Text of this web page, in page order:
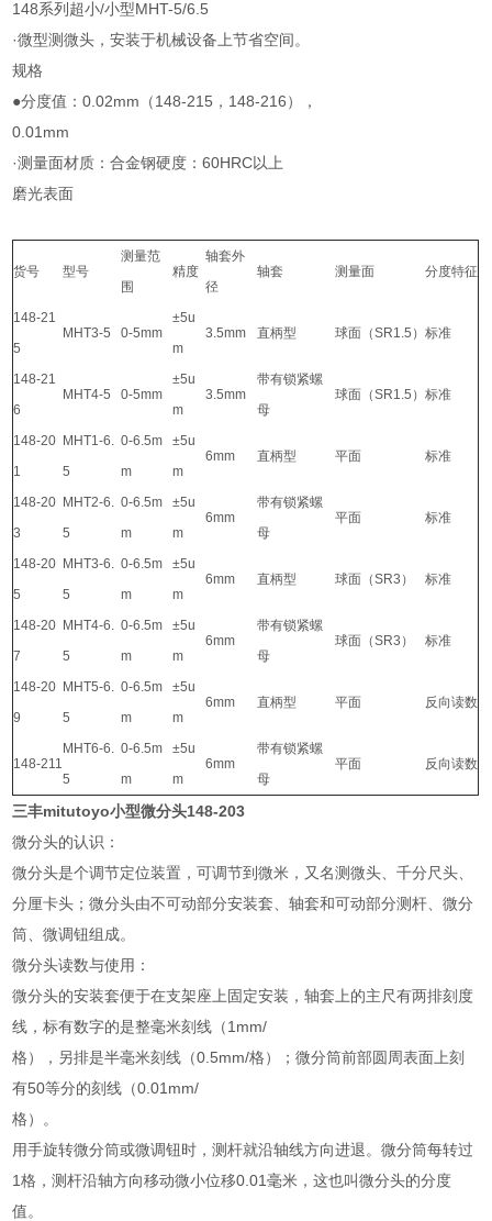
148系列超小/小型MHT-5/6.5
·微型测微头，安装于机械设备上节省空间。
规格
●分度值：0.02mm（148-215，148-216），
0.01mm
·测量面材质：合金钢硬度：60HRC以上
磨光表面
货号 型号
测量范
围
精度
轴套外
径
轴套 测量面 分度特征
148-21
5
MHT3-5 0-5mm
±5u
m
3.5mm 直柄型 球面（SR1.5）标准
148-21
6
MHT4-5 0-5mm
±5u
m
3.5mm
带有锁紧螺
母
球面（SR1.5）标准
148-20
1
MHT1-6.
5
0-6.5m
m
±5u
m
6mm 直柄型 平面 标准
148-20
3
MHT2-6.
5
0-6.5m
m
±5u
m
6mm
带有锁紧螺
母
平面 标准
148-20
5
MHT3-6.
5
0-6.5m
m
±5u
m
6mm 直柄型 球面（SR3） 标准
148-20
7
MHT4-6.
5
0-6.5m
m
±5u
m
6mm
带有锁紧螺
母
球面（SR3） 标准
148-20
9
MHT5-6.
5
0-6.5m
m
±5u
m
6mm 直柄型 平面 反向读数
148-211
MHT6-6.
5
0-6.5m
m
±5u
m
6mm
带有锁紧螺
母
平面 反向读数
三丰mitutoyo小型微分头148-203
微分头的认识：
微分头是个调节定位装置，可调节到微米，又名测微头、千分尺头、
分厘卡头；微分头由不可动部分安装套、轴套和可动部分测杆、微分
筒、微调钮组成。
微分头读数与使用：
微分头的安装套便于在支架座上固定安装，轴套上的主尺有两排刻度
线，标有数字的是整毫米刻线（1mm/
格），另排是半毫米刻线（0.5mm/格）；微分筒前部圆周表面上刻
有50等分的刻线（0.01mm/
格）。
用手旋转微分筒或微调钮时，测杆就沿轴线方向进退。微分筒每转过
1格，测杆沿轴方向移动微小位移0.01毫米，这也叫微分头的分度
值。